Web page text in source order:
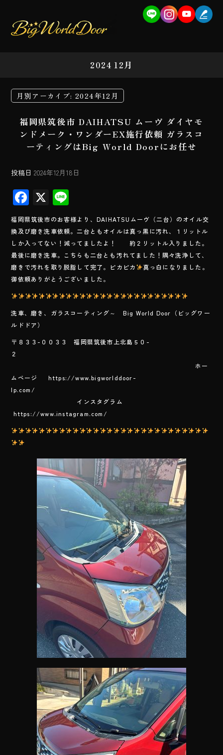
2024 12月
月別アーカイブ: 2024年12月
福岡県筑後市 DAIHATSU ムーヴ ダイヤモ
ンドメーク・ワンダーEX施行依頼 ガラスコ
ーティングはBig World Doorにお任せ
投稿日 2024年12月18日
F
ac
e
b
o
ok
X
ne
福岡県筑後市のお客様より、DAIHATSUムーヴ（二台）のオイル交
換及び磨き洗車依頼。二台ともオイルは真っ黒に汚れ、１リットル
しか入ってない！減ってましたよ！ 約２リットル入りました。
最後に磨き洗車。こちらも二台とも汚れてました！隅々洗浄して、
磨きで汚れを取り脱脂して完了。ピカピカ
真っ白になりました。
御依頼ありがとうございました。
洗車、磨き、ガラスコーティング～ Big World Door（ビッグワー
ルドドア）
〒８３３-００３３ 福岡県筑後市上北島５０-
２
ホー
ムページ https://www.bigworlddoor-
lp.com/
インスタグラム
https://www.instagram.com/